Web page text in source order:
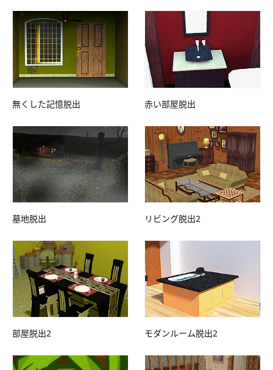
無くした記憶脱出 赤い部屋脱出
墓地脱出 リビング脱出2
部屋脱出2 モダンルーム脱出2